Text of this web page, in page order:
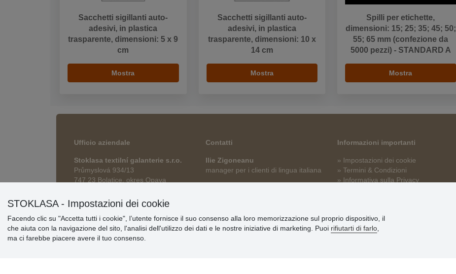
Sacchetti sigillanti auto-
adesivi, in plastica
trasparente, dimensioni: 5 x 9
cm
Mostra
Sacchetti sigillanti auto-
adesivi, in plastica
trasparente, dimensioni: 10 x
14 cm
Mostra
Spilli per etichette,
dimensioni: 15; 25; 35; 45; 50;
55; 65 mm (confezione da
5000 pezzi) - STANDARD A
Mostra
Ufficio aziendale
Stoklasa textilní galanterie s.r.o.
Průmyslová 934/13
747 23 Bolatice, okres Opava
Contatti
Ilie Zigoneanu
manager per i clienti di lingua italiana
Informazioni importanti
» Impostazioni dei cookie
» Termini & Condizioni
» Informativa sulla Privacy
STOKLASA - Impostazioni dei cookie
Facendo clic su "Accetta tutti i cookie", l’utente fornisce il suo consenso alla loro memorizzazione sul proprio dispositivo, il
che aiuta con la navigazione del sito, l'analisi dell'utilizzo dei dati e le nostre iniziative di marketing. Puoi rifiutarti di farlo
ma ci farebbe piacere avere il tuo consenso.